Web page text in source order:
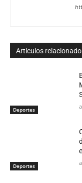
Articulos
Deportes
Deportes